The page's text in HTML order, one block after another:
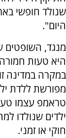
שנולד חופשי
היום".
מנגד, השופטים
היא טעות
במקרה במדינה
מפורשת ללדת
טראמפ עצמו
ילדים שנולדו
חוקי או זמני.